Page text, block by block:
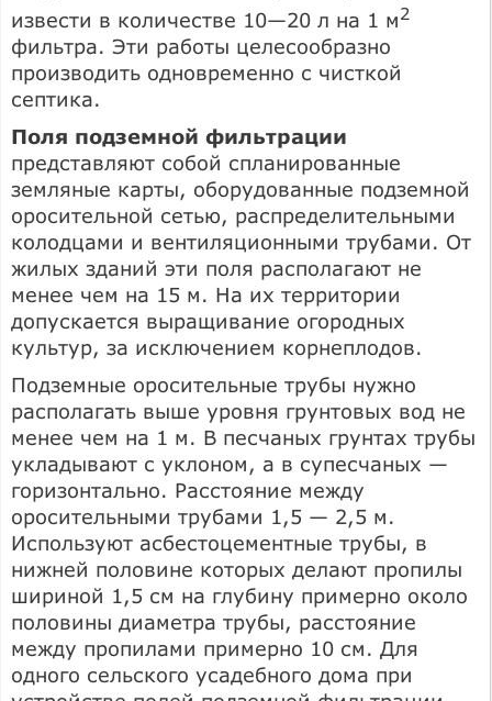
извести в количестве 10—20 л на 1 м2
фильтра. Эти работы целесообразно
производить одновременно с чисткой
септика.
Поля подземной фильтрации
представляют собой спланированные
земляные карты, оборудованные подземной
оросительной сетью, распределительными
колодцами и вентиляционными трубами. От
жилых зданий эти поля располагают не
менее чем на 15 м. На их территории
допускается выращивание огородных
культур, за исключением корнеплодов.
Подземные оросительные трубы нужно
располагать выше уровня грунтовых вод не
менее чем на 1 м. В песчаных грунтах трубы
укладывают с уклоном, а в супесчаных —
горизонтально. Расстояние между
оросительными трубами 1,5 — 2,5 м.
Используют асбестоцементные трубы, в
нижней половине которых делают пропилы
шириной 1,5 см на глубину примерно около
половины диаметра трубы, расстояние
между пропилами примерно 10 см. Для
одного сельского усадебного дома при